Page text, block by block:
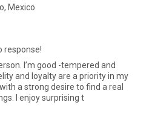
Mexico
response!
I’m good -tempered and
a strong desire to find a real
I enjoy surprising t